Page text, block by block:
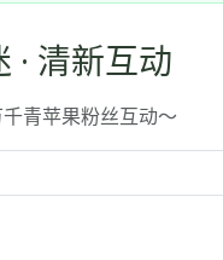
· 清新互动
青苹果粉丝互动～